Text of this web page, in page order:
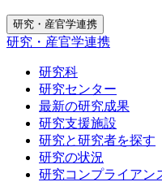
研究・産官学連携
研究・産官学連携
研究科
研究センター
最新の研究成果
研究支援施設
研究と研究者を探す
研究の状況
研究コンプライアン